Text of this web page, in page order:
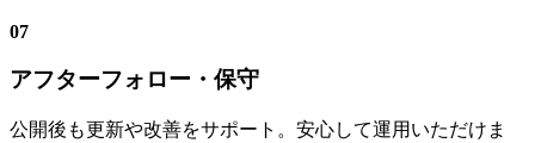
07
アフターフォロー・保守
公開後も更新や改善をサポート。安心して運用いただけま